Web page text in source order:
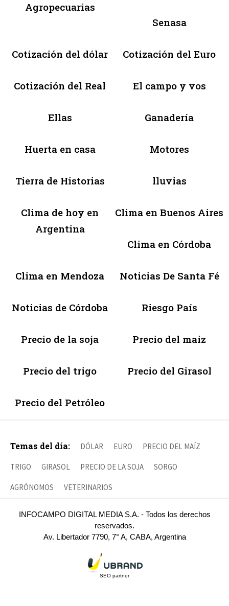
Agropecuarias
Senasa
Cotización del dólar Cotización del Euro
Cotización del Real El campo y vos
Ellas Ganadería
Huerta en casa Motores
Tierra de Historias lluvias
Clima de hoy en
Argentina
Clima en Buenos Aires
Clima en Córdoba
Clima en Mendoza Noticias De Santa Fé
Noticias de Córdoba Riesgo País
Precio de la soja Precio del maíz
Precio del trigo Precio del Girasol
Precio del Petróleo
Temas del día: DÓLAR EURO PRECIO DEL MAÍZ
TRIGO GIRASOL PRECIO DE LA SOJA SORGO
AGRÓNOMOS VETERINARIOS
INFOCAMPO DIGITAL MEDIA S.A. - Todos los derechos
reservados.
Av. Libertador 7790, 7° A, CABA, Argentina
SEO partner